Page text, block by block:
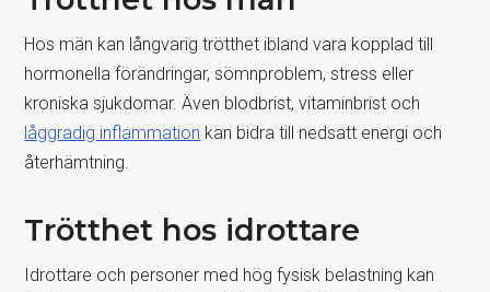
Hos män kan långvarig trötthet ibland vara kopplad till
hormonella förändringar, sömnproblem, stress eller
kroniska sjukdomar. Även blodbrist, vitaminbrist och
låggradig inflammation kan bidra till nedsatt energi och
återhämtning.
Trötthet hos idrottare
Idrottare och personer med hög fysisk belastning kan